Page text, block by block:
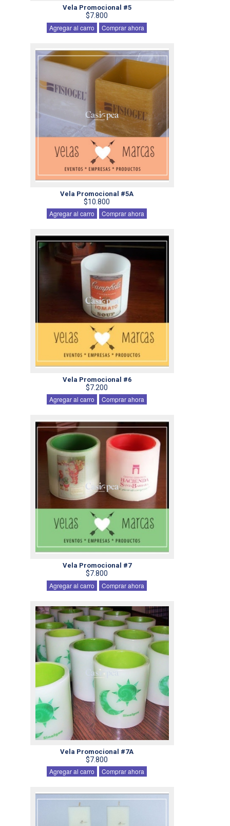
Vela Promocional #5
$7.800
Agregar al carro Comprar ahora
Vela Promocional #5A
$10.800
Agregar al carro Comprar ahora
Vela Promocional #6
$7.200
Agregar al carro Comprar ahora
Vela Promocional #7
$7.800
Agregar al carro Comprar ahora
Vela Promocional #7A
$7.800
Agregar al carro Comprar ahora